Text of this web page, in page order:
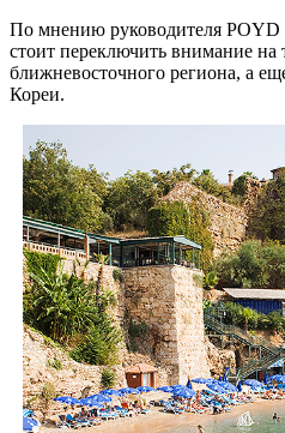
По мнению руководителя
стоит переключить внимание на
ближневосточного региона, а
Кореи.